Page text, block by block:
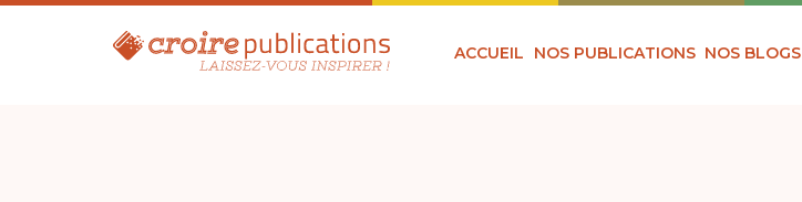
ACCUEIL NOS PUBLICATIONS NOS BLOGS